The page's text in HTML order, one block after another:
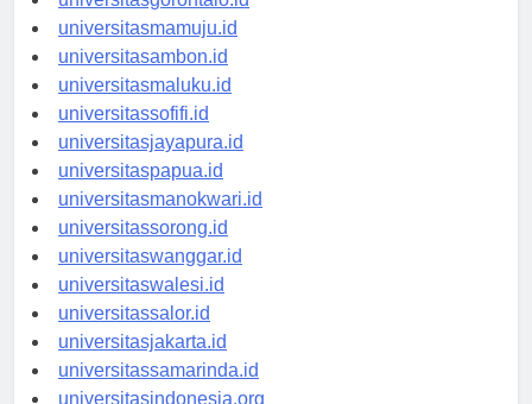
universitasmamuju.id
universitasambon.id
universitasmaluku.id
universitassofifi.id
universitasjayapura.id
universitaspapua.id
universitasmanokwari.id
universitassorong.id
universitaswanggar.id
universitaswalesi.id
universitassalor.id
universitasjakarta.id
universitassamarinda.id
universitasindonesia.org